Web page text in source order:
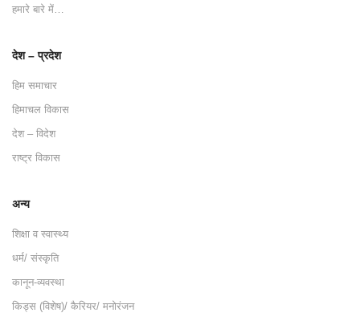
हमारे बारे में…
देश – प्रदेश
हिम समाचार
हिमाचल विकास
देश – विदेश
राष्ट्र विकास
अन्य
शिक्षा व स्वास्थ्य
धर्म/ संस्कृति
कानून-व्यवस्था
किड्स (विशेष)/ कैरियर/ मनोरंजन